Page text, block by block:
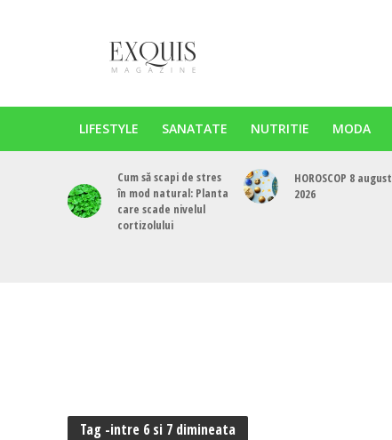
LIFESTYLE SANATATE NUTRITIE MODA
Cum să scapi de stres
în mod natural: Planta
care scade nivelul
cortizolului
HOROSCOP 8 august
2026
Tag -intre 6 si 7 dimineata